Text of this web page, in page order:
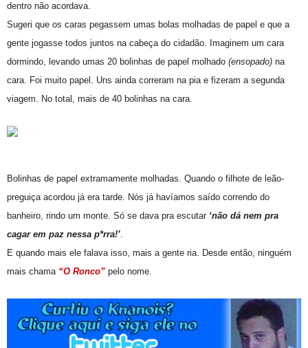
dentro não acordava.
Sugeri que os caras pegassem umas bolas molhadas de papel e que a
gente jogasse todos juntos na cabeça do cidadão. Imaginem um cara
dormindo, levando umas 20 bolinhas de papel molhado (ensopado) na
cara. Foi muito papel. Uns ainda correram na pia e fizeram a segunda
viagem. No total, mais de 40 bolinhas na cara.
Bolinhas de papel extramamente molhadas. Quando o filhote de leão-
preguiça acordou já era tarde. Nós já havíamos saído correndo do
banheiro, rindo um monte. Só se dava pra escutar ‘não dá nem pra
cagar em paz nessa p*rra!’.
E quando mais ele falava isso, mais a gente ria. Desde então, ninguém
mais chama “O Ronco” pelo nome.